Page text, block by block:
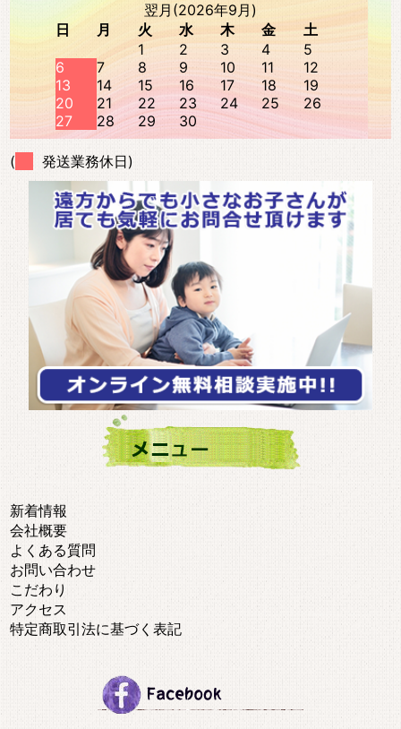
翌月(2026年9月)
日
月 火 水 木 金
土
1
2 3 4
5
6
7 8 9 10 11
12
13
14 15 16 17 18
19
20
21 22 23 24 25
26
27
28 29 30
( 発送業務休日)
新着情報
会社概要
よくある質問
お問い合わせ
こだわり
アクセス
特定商取引法に基づく表記